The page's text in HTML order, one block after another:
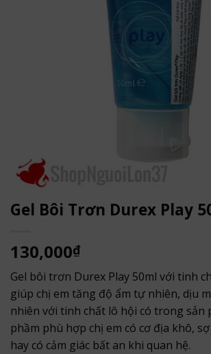
Gel Bôi Trơn Durex Play
130,000₫
Gel bôi trơn Durex Play 50ml với tinh
giúp chị em tăng độ ẩm tự nhiên, dịu
nhiên với tinh chất lô hội có trong sản
phầm phù hợp chị em có cơ địa khô,
hay có cảm giác bất an khi quan hệ.